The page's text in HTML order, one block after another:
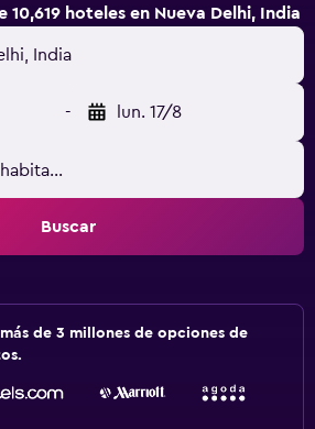
10,619 hoteles en Nueva Delhi, India
India
- lun. 17/8
Buscar
de 3 millones de opciones de